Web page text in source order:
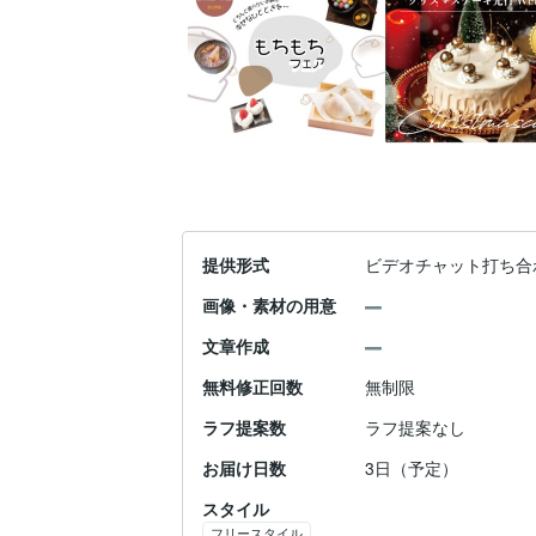
提供形式
ビデオチャット打ち
画像・素材の用意
文章作成
無料修正回数
無制限
ラフ提案数
ラフ提案なし
お届け日数
3日（予定）
スタイル